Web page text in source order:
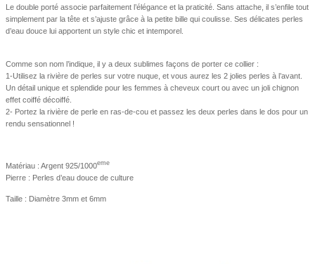
Le double porté associe parfaitement l’élégance et la praticité. Sans attache, il s’enfile tout
simplement par la tête et s’ajuste grâce à la petite bille qui coulisse. Ses délicates perles
d’eau douce lui apportent un style chic et intemporel.
Comme son nom l’indique, il y a deux sublimes façons de porter ce collier :
1-Utilisez la rivière de perles sur votre nuque, et vous aurez les 2 jolies perles à l’avant.
Un détail unique et splendide pour les femmes à cheveux court ou avec un joli chignon
effet coiffé décoiffé.
2- Portez la rivière de perle en ras-de-cou et passez les deux perles dans le dos pour un
rendu sensationnel !
Matériau : Argent 925/1000eme
Pierre : Perles d’eau douce de culture
Taille : Diamètre 3mm et 6mm